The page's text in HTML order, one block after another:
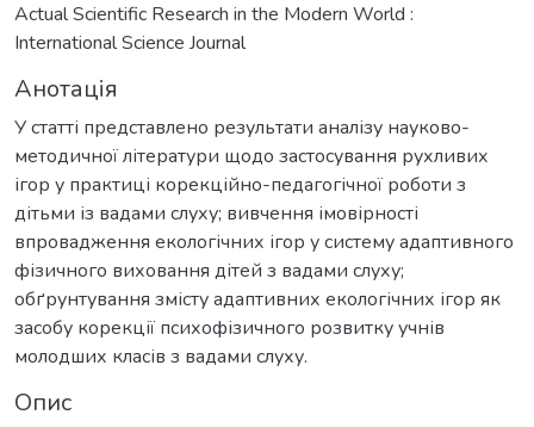
Actual Scientific Research in the Modern World :
International Science Journal
Анотація
У статті представлено результати аналізу науково-
методичної літератури щодо застосування рухливих
ігор у практиці корекційно-педагогічної роботи з
дітьми із вадами слуху; вивчення імовірності
впровадження екологічних ігор у систему адаптивного
фізичного виховання дітей з вадами слуху;
обґрунтування змісту адаптивних екологічних ігор як
засобу корекції психофізичного розвитку учнів
молодших класів з вадами слуху.
Опис